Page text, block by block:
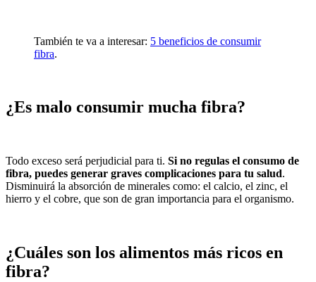
También te va a interesar: 5 beneficios de consumir
fibra.
¿Es malo consumir mucha fibra?
Todo exceso será perjudicial para ti. Si no regulas el consumo de
fibra, puedes generar graves complicaciones para tu salud.
Disminuirá la absorción de minerales como: el calcio, el zinc, el
hierro y el cobre, que son de gran importancia para el organismo.
¿Cuáles son los alimentos más ricos en
fibra?